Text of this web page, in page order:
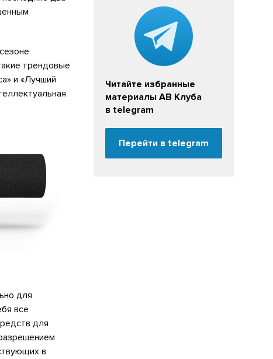
трендовые
и «Лучший
для
все
для
в
Читайте избранные
материалы АВ Клуба
в telegram
Перейти в telegram